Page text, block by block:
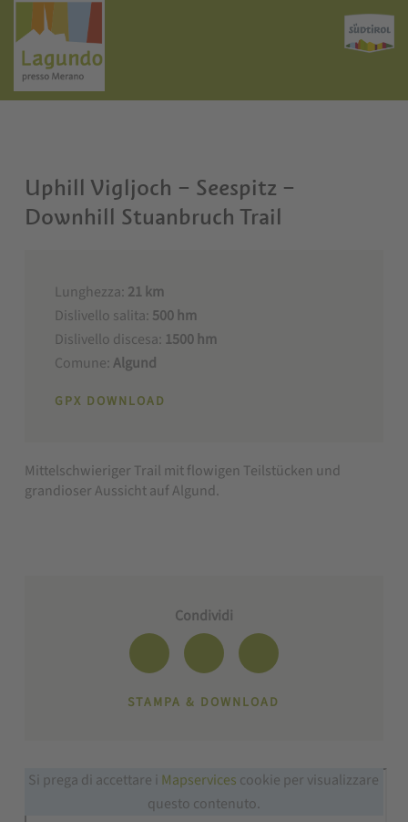
Uphill Vigljoch – Seespitz –
Downhill Stuanbruch Trail
Lunghezza: 21 km
Dislivello salita: 500 hm
Dislivello discesa: 1500 hm
Comune:Algund
GPX DOWNLOAD
Mittelschwieriger Trail mit flowigen Teilstücken und
grandioser Aussicht auf Algund.
Condividi
STAMPA & DOWNLOAD
Si prega di accettare i Mapservices cookie per visualizzare
questo contenuto.